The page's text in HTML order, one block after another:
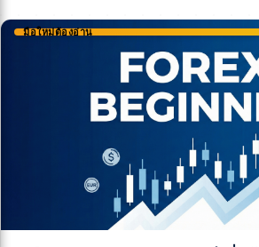
มือใหม่ต้องอ่าน